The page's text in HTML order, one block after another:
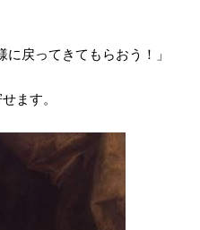
に戻ってきてもらおう！」
ます。